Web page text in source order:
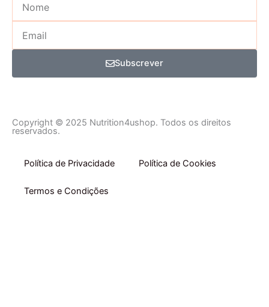
Subscrever
Copyright © 2025 Nutrition4ushop. Todos os direitos
reservados.
Política de Privacidade Política de Cookies
Termos e Condições